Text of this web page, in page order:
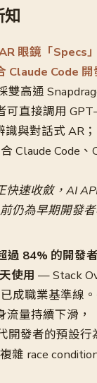
知
眼鏡「Specs
Claude Code 開
雙高通
可直接調用
與對話式 AR
Claude Code、
快速收斂，AI
仍為早期開發
過 84% 的開發
使用 — Stack
成職業基準線
流量持續下滑，
開發者的預設行
雜 race